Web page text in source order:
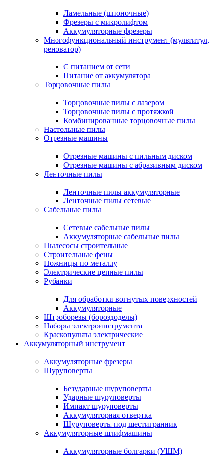
Ламельные (шпоночные)
Фрезеры с микролифтом
Аккумуляторные фрезеры
Многофункциональный инструмент (мультитул,
реноватор)
С питанием от сети
Питание от аккумулятора
Торцовочные пилы
Торцовочные пилы с лазером
Торцовочные пилы с протяжкой
Комбинированные торцовочные пилы
Настольные пилы
Отрезные машины
Отрезные машины с пильным диском
Отрезные машины с абразивным диском
Ленточные пилы
Ленточные пилы аккумуляторные
Ленточные пилы сетевые
Сабельные пилы
Сетевые сабельные пилы
Аккумуляторные сабельные пилы
Пылесосы строительные
Строительные фены
Ножницы по металлу
Электрические цепные пилы
Рубанки
Для обработки вогнутых поверхностей
Аккумуляторные
Штроборезы (бороздоделы)
Наборы электроинструмента
Краскопульты электрические
Аккумуляторный инструмент
Аккумуляторные фрезеры
Шуруповерты
Безударные шуруповерты
Ударные шуруповерты
Импакт шуруповерты
Аккумуляторная отвертка
Шуруповерты под шестигранник
Аккумуляторные шлифмашины
Аккумуляторные болгарки (УШМ)